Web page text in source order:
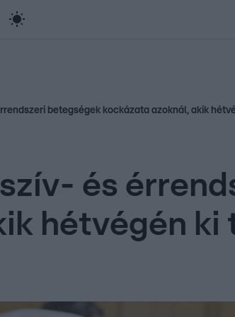
Most Wanted
betegségek kockázata azoknál, akik
és
hétvégén